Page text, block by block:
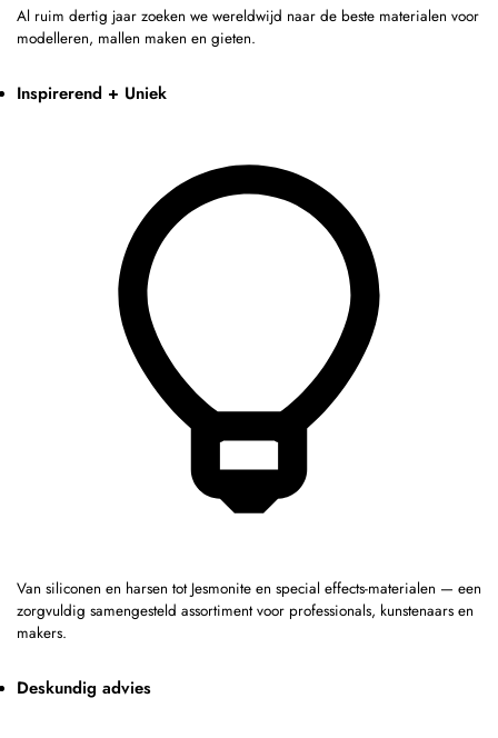
Al ruim dertig jaar zoeken we wereldwijd naar de beste materialen voor
modelleren, mallen maken en gieten.
Inspirerend + Uniek
Van siliconen en harsen tot Jesmonite en special effects-materialen — een
zorgvuldig samengesteld assortiment voor professionals, kunstenaars en
makers.
Deskundig advies